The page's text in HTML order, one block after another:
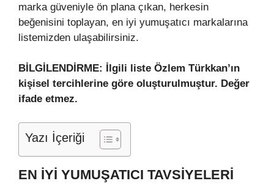
marka güveniyle ön plana çıkan, herkesin
beğenisini toplayan, en iyi yumuşatıcı markalarına
listemizden ulaşabilirsiniz.
BİLGİLENDİRME: İlgili liste Özlem Türkkan’ın
kişisel tercihlerine göre oluşturulmuştur. Değer
ifade etmez.
Yazı İçeriği
EN İYI YUMUŞATICI TAVSIYELERI